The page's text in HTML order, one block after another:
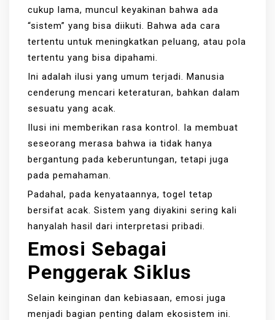
cukup lama, muncul keyakinan bahwa ada
“sistem” yang bisa diikuti. Bahwa ada cara
tertentu untuk meningkatkan peluang, atau pola
tertentu yang bisa dipahami.
Ini adalah ilusi yang umum terjadi. Manusia
cenderung mencari keteraturan, bahkan dalam
sesuatu yang acak.
Ilusi ini memberikan rasa kontrol. Ia membuat
seseorang merasa bahwa ia tidak hanya
bergantung pada keberuntungan, tetapi juga
pada pemahaman.
Padahal, pada kenyataannya, togel tetap
bersifat acak. Sistem yang diyakini sering kali
hanyalah hasil dari interpretasi pribadi.
Emosi Sebagai
Penggerak Siklus
Selain keinginan dan kebiasaan, emosi juga
menjadi bagian penting dalam ekosistem ini.